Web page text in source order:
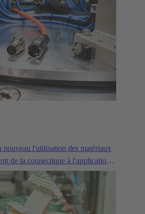
nouveau l'utilisation des matériaux
de la connectique à l'application,
des connecteurs circulaires de
une transmission de puissance
kW et l'efficacité accrue des
électriques modernes,